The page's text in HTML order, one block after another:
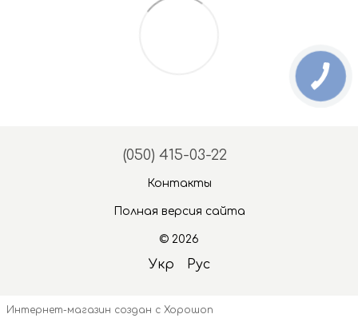
(050) 415-03-22
Контакты
Полная версия сайта
© 2026
Укр Рус
Интернет-магазин создан с Хорошоп